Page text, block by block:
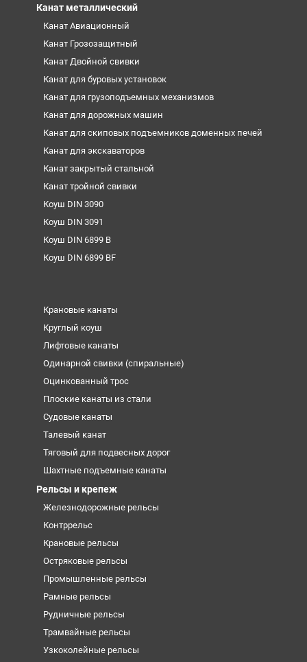
Канат металлический
Канат Авиационный
Канат Грозозащитный
Канат Двойной свивки
Канат для буровых установок
Канат для грузоподъемных механизмов
Канат для дорожных машин
Канат для скиповых подъемников доменных печей
Канат для экскаваторов
Канат закрытый стальной
Канат тройной свивки
Коуш DIN 3090
Коуш DIN 3091
Коуш DIN 6899 B
Коуш DIN 6899 BF
Крановые канаты
Круглый коуш
Лифтовые канаты
Одинарной свивки (спиральные)
Оцинкованный трос
Плоские канаты из стали
Судовые канаты
Талевый канат
Тяговый для подвесных дорог
Шахтные подъемные канаты
Рельсы и крепеж
Железнодорожные рельсы
Контррельс
Крановые рельсы
Остряковые рельсы
Промышленные рельсы
Рамные рельсы
Рудничные рельсы
Трамвайные рельсы
Узкоколейные рельсы